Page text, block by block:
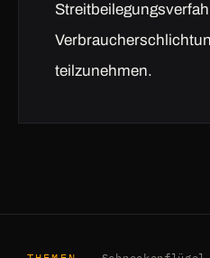
teilzunehmen.